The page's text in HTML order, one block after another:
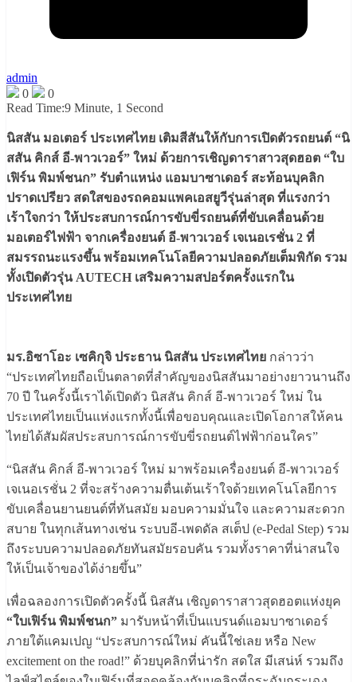
admin
0
0
Read Time:9 Minute, 1 Second
นิสสัน มอเตอร์ ประเทศไทย เติมสีสันให้กับการเปิดตัวรถยนต์ “นิ
สสัน คิกส์ อี-พาวเวอร์” ใหม่ ด้วยการเชิญดาราสาวสุดฮอต “ใบ
เฟิร์น พิมพ์ชนก” รับตำแหน่ง แอมบาซาเดอร์ สะท้อนบุคลิก
ปราดเปรียว สดใสของรถคอมแพคเอสยูวีรุ่นล่าสุด ที่แรงกว่า
เร้าใจกว่า ให้ประสบการณ์การขับขี่รถยนต์ที่ขับเคลื่อนด้วย
มอเตอร์ไฟฟ้า จากเครื่องยนต์ อี-พาวเวอร์ เจเนอเรชั่น 2 ที่
สมรรถนะแรงขึ้น พร้อมเทคโนโลยีความปลอดภัยเต็มพิกัด รวม
ทั้งเปิดตัวรุ่น AUTECH เสริมความสปอร์ตครั้งแรกใน
ประเทศไทย
มร.อิซาโอะ เซคิกุจิ ประธาน นิสสัน ประเทศไทย กล่าวว่า
“ประเทศไทยถือเป็นตลาดที่สำคัญของนิสสันมาอย่างยาวนานถึง
70 ปี ในครั้งนี้เราได้เปิดตัว นิสสัน คิกส์ อี-พาวเวอร์ ใหม่ ใน
ประเทศไทยเป็นแห่งแรกทั้งนี้เพื่อขอบคุณและเปิดโอกาสให้คน
ไทยได้สัมผัสประสบการณ์การขับขี่รถยนต์ไฟฟ้าก่อนใคร”
“นิสสัน คิกส์ อี-พาวเวอร์ ใหม่ มาพร้อมเครื่องยนต์ อี-พาวเวอร์
เจเนอเรชั่น 2 ที่จะสร้างความตื่นเต้นเร้าใจด้วยเทคโนโลยีการ
ขับเคลื่อนยานยนต์ที่ทันสมัย มอบความมั่นใจ และความสะดวก
สบาย ในทุกเส้นทางเช่น ระบบอี-เพดดัล สเต็ป (e-Pedal Step) รวม
ถึงระบบความปลอดภัยทันสมัยรอบคัน รวมทั้งราคาที่น่าสนใจ
ให้เป็นเจ้าของได้ง่ายขึ้น”
เพื่อฉลองการเปิดตัวครั้งนี้ นิสสัน เชิญดาราสาวสุดฮอตแห่งยุค
“ใบเฟิร์น พิมพ์ชนก” มารับหน้าที่เป็นแบรนด์แอมบาซาเดอร์
ภายใต้แคมเปญ “ประสบการณ์ใหม่ คันนี้ใช่เลย หรือ New
excitement on the road!” ด้วยบุคลิกที่น่ารัก สดใส มีเสน่ห์ รวมถึง